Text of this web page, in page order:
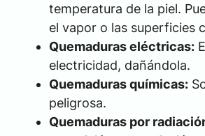
temperatura de la piel.
el vapor o las superficies
Quemaduras eléctricas:
electricidad, dañándola.
Quemaduras químicas:
peligrosa.
Quemaduras por